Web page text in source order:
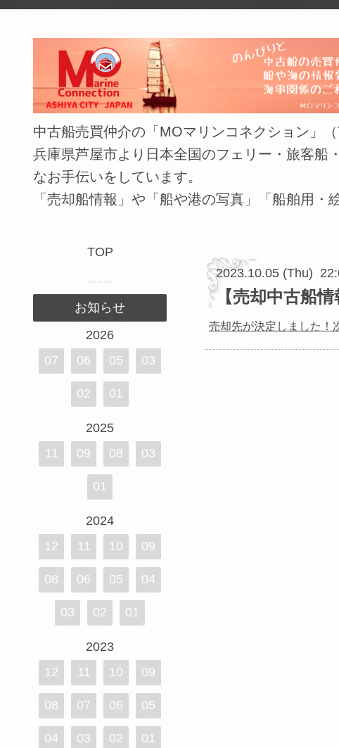
中古船売買仲介の「MOマリンコネクション」
兵庫県芦屋市より日本全国のフェリー・旅客船
なお手伝いをしています。
「売却船情報」や「船や港の写真」「船舶用
2023.10.05 (Thu)
【売却中古船
売却先が決定しました
TOP
お知らせ
2026
07
06 05 03
02 01
2025
11
09 08 03
01
2024
12
11 10 09
08 06 05 04
03 02 01
2023
12
11 10 09
08 07 06 05
04 03 02 01